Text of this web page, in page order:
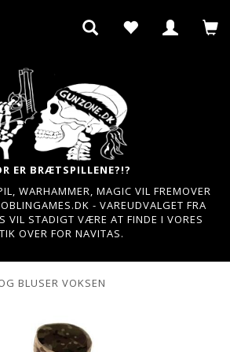
ER BRÆTSPILLENE?!?
WARHAMMER, MAGIC VIL FREMOVER
- VAREUDVALGET FRA
VIL STADIGT VÆRE AT FINDE I VORES
OVER FOR NAVITAS.
BLUSER VOKSEN